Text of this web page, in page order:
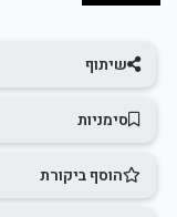
שיתוף
סימניות
הוסף ביקורת